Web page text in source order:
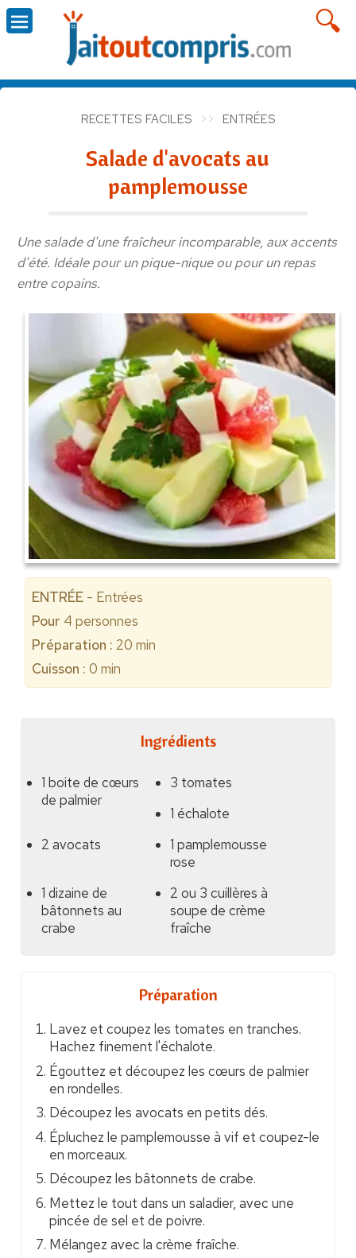
RECETTES FACILES ENTRÉES
Salade d'avocats au
pamplemousse
Une salade d'une fraîcheur incomparable, aux accents
d'été. Idéale pour un pique-nique ou pour un repas
entre copains.
ENTRÉE - Entrées
Pour 4 personnes
Préparation : 20 min
Cuisson : 0 min
Ingrédients
1 boite de cœurs
de palmier
3 tomates
1 échalote
2 avocats
1 pamplemousse
rose
1 dizaine de
bâtonnets au
crabe
2 ou 3 cuillères à
soupe de crème
fraîche
Préparation
Lavez et coupez les tomates en tranches.
Hachez finement l'échalote.
Égouttez et découpez les cœurs de palmier
en rondelles.
Découpez les avocats en petits dés.
Épluchez le pamplemousse à vif et coupez-le
en morceaux.
Découpez les bâtonnets de crabe.
Mettez le tout dans un saladier, avec une
pincée de sel et de poivre.
Mélangez avec la crème fraîche.